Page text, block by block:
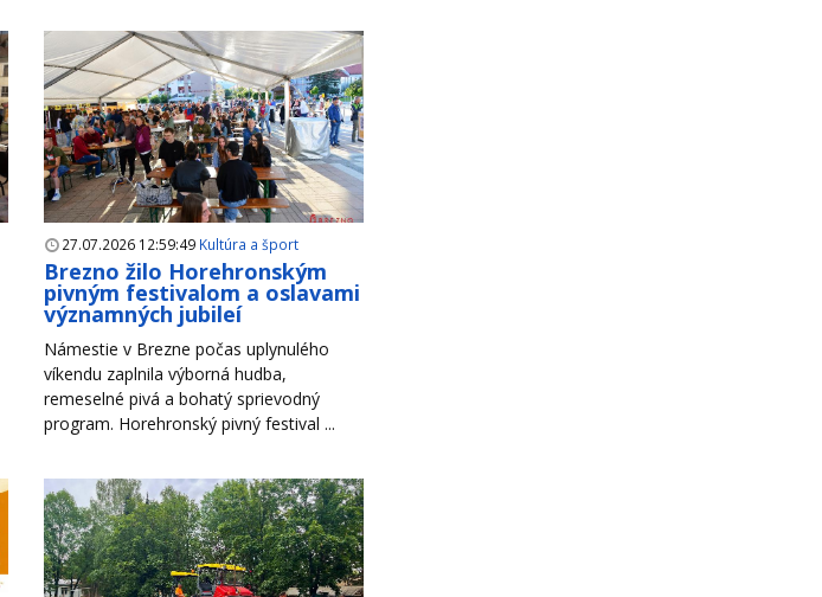
27.07.2026 12:59:49 Kultúra a šport
Brezno žilo Horehronským
pivným festivalom a oslavami
významných jubileí
Námestie v Brezne počas uplynulého
víkendu zaplnila výborná hudba,
remeselné pivá a bohatý sprievodný
program. Horehronský pivný festival ...